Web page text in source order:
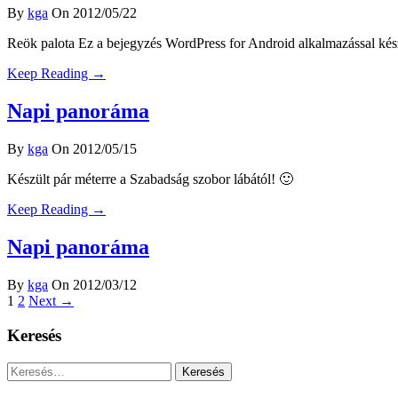
By kga On 2012/05/22
Reök palota Ez a bejegyzés WordPress for Android alkalmazással
Keep Reading →
Napi panoráma
By kga On 2012/05/15
Készült pár méterre a Szabadság szobor lábától! 🙂
Keep Reading →
Napi panoráma
By kga On 2012/03/12
1 2 Next →
Keresés
Keresés: